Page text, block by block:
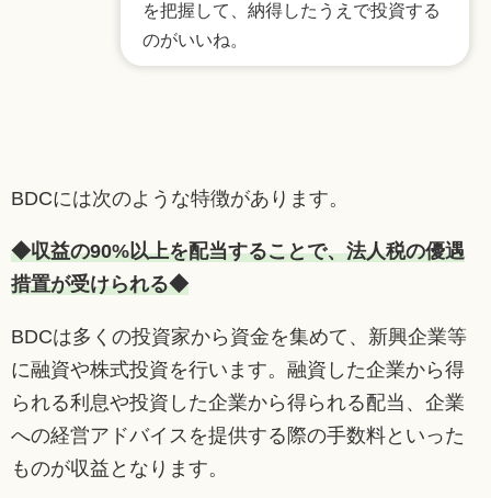
を把握して、納得したうえで投資する
のがいいね。
BDCには次のような特徴があります。
◆収益の90%以上を配当することで、法人税の優遇
措置が受けられる◆
BDCは多くの投資家から資金を集めて、新興企業等
に融資や株式投資を行います。融資した企業から得
られる利息や投資した企業から得られる配当、企業
への経営アドバイスを提供する際の手数料といった
ものが収益となります。